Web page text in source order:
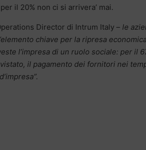
il 20% non ci si arrivera’ mai.
Director di Intrum Italy – le
chiave per la ripresa
l’impresa di un ruolo sociale: per il
il pagamento dei fornitori nei